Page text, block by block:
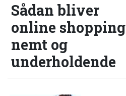
Sådan bliver
online shopping
nemt og
underholdende